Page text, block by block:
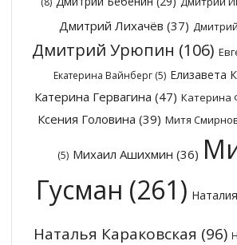
Дмитрий Лихачёв (37)
Дмитрий Урюпин (106)
Екатерина Вайнберг(5) Елизавета
Катерина Гервагина (47) Катерина
Ксения Головина (39) Митя
(5) Михаил Ашихмин (36)
Гусман (261)
Наталья Караковская (96)